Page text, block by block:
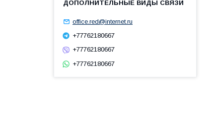
office.red@internet.ru
+77762180667
+77762180667
+77762180667